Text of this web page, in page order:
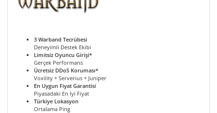
3 Warband Tecrübesi
Deneyimli Destek Ekibi
Limitsiz Oyuncu Girişi*
Gerçek Performans
Ücretsiz DDoS Koruması*
Voxility + Serverius + Juniper
En Uygun Fiyat Garantisi
Piyasadaki En İyi Fiyat
Türkiye Lokasyon
Ortalama Ping